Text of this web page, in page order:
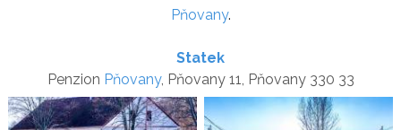
Pňovany.
Statek
Penzion Pňovany, Pňovany 11, Pňovany 330 33